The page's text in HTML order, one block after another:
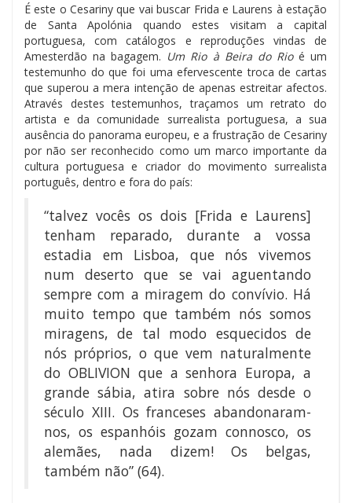
É este o Cesariny que vai buscar Frida e Laurens à estação
de Santa Apolónia quando estes visitam a capital
portuguesa, com catálogos e reproduções vindas de
Amesterdão na bagagem. Um Rio à Beira do Rioé um
testemunho do que foi uma efervescente troca de cartas
que superou a mera intenção de apenas estreitar afectos.
Através destes testemunhos, traçamos um retrato do
artista e da comunidade surrealista portuguesa, a sua
ausência do panorama europeu, e a frustração de Cesariny
por não ser reconhecido como um marco importante da
cultura portuguesa e criador do movimento surrealista
português, dentro e fora do país:
“talvez vocês os dois [Frida e Laurens]
tenham reparado, durante a vossa
estadia em Lisboa, que nós vivemos
num deserto que se vai aguentando
sempre com a miragem do convívio. Há
muito tempo que também nós somos
miragens, de tal modo esquecidos de
nós próprios, o que vem naturalmente
do OBLIVION que a senhora Europa, a
grande sábia, atira sobre nós desde o
século XIII. Os franceses abandonaram-
nos, os espanhóis gozam connosco, os
alemães, nada dizem! Os belgas,
também não” (64).